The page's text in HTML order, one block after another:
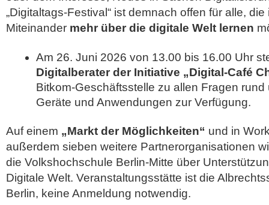
„Digitaltags-Festival“ ist demnach offen für alle,
Miteinander mehr über die digitale Welt lernen
Am 26. Juni 2026 von 13.00 bis 16.00 Uhr
Digitalberater der Initiative „Digital-Café
Bitkom-Geschäftsstelle zu allen Fragen
Geräte und Anwendungen zur Verfügung.
Auf einem „Markt der Möglichkeiten“ und in
außerdem sieben weitere Partnerorganisationen
die Volkshochschule Berlin-Mitte über
Digitale Welt. Veranstaltungsstätte ist die
Berlin, keine Anmeldung notwendig.